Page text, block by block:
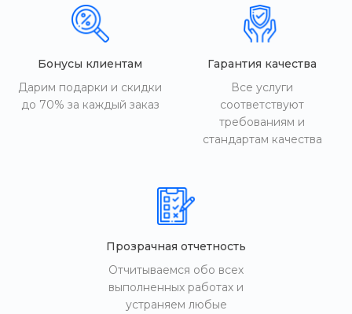
Бонусы клиентам
Дарим подарки и скидки
до 70% за каждый заказ
Гарантия качества
Все услуги
соответствуют
требованиям и
стандартам качества
Прозрачная отчетность
Отчитываемся обо всех
выполненных работах и
устраняем любые